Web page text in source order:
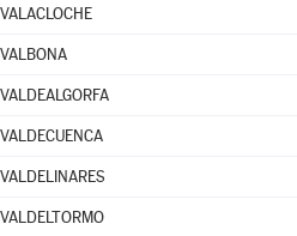
VALACLOCHE
VALBONA
VALDEALGORFA
VALDECUENCA
VALDELINARES
VALDELTORMO